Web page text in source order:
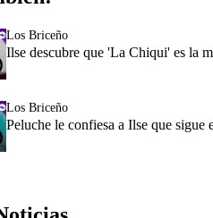
Los Briceño
Ilse descubre que 'La Chiqui' es la
Los Briceño
Peluche le confiesa a Ilse que sigue